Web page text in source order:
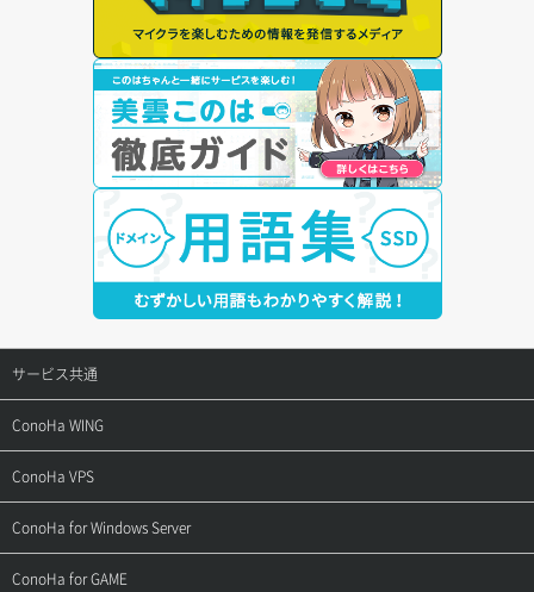
サービス共通
サポートトップ
ご契約・お支払い
用語集
ConoHa WING
サポートトップ
ご利用ガイド
ConoHa VPS
サポートトップ
ご利用ガイド
ConoHa for Windows Server
サポートトップ
ConoHa for GAME